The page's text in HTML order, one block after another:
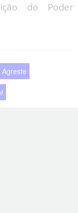
do Poder
Agreste